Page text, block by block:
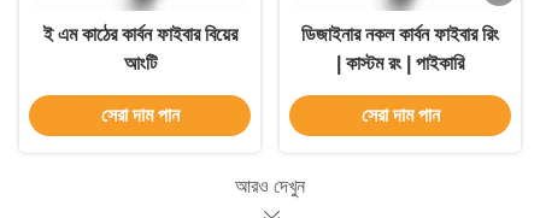
ই এম কাঠের কার্বন ফাইবার বিয়ের
আংটি
সেরা দাম পান
ডিজাইনার নকল কার্বন ফাইবার রিং
| কাস্টম রং | পাইকারি
সেরা দাম পান
আরও দেখুন